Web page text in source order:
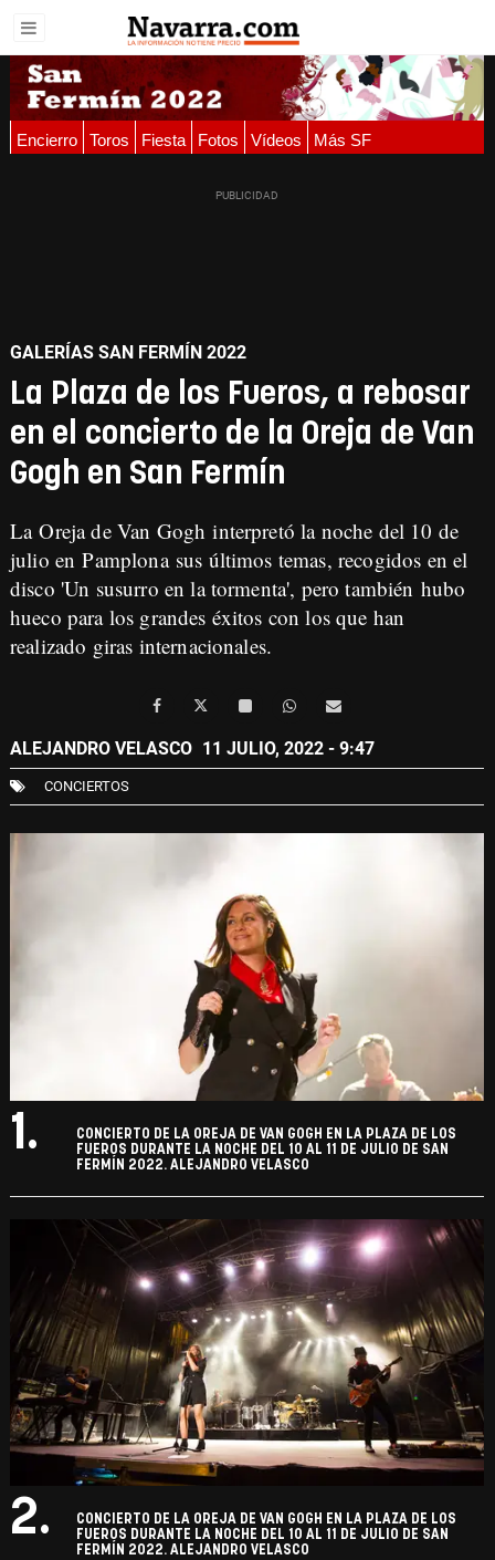
Encierro Toros Fiesta Fotos Vídeos Más SF
GALERÍAS SAN FERMÍN 2022
La Plaza de los Fueros, a rebosar
en el concierto de la Oreja de Van
Gogh en San Fermín
La Oreja de Van Gogh interpretó la noche del 10 de
julio en Pamplona sus últimos temas, recogidos en el
disco 'Un susurro en la tormenta', pero también hubo
hueco para los grandes éxitos con los que han
realizado giras internacionales.
ALEJANDRO VELASCO 11 JULIO, 2022 - 9:47
CONCIERTOS
1.
CONCIERTO DE LA OREJA DE VAN GOGH EN LA PLAZA DE LOS
FUEROS DURANTE LA NOCHE DEL 10 AL 11 DE JULIO DE SAN
FERMÍN 2022. ALEJANDRO VELASCO
2.
CONCIERTO DE LA OREJA DE VAN GOGH EN LA PLAZA DE LOS
FUEROS DURANTE LA NOCHE DEL 10 AL 11 DE JULIO DE SAN
FERMÍN 2022. ALEJANDRO VELASCO